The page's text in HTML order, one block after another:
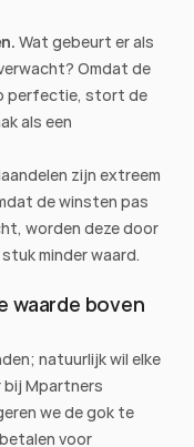
Wat gebeurt er als
Omdat de
perfectie, stort de
als een
zijn extreem
de winsten pas
worden deze door
minder waard.
waarde boven
natuurlijk wil elke
Mpartners
we de gok te
voor